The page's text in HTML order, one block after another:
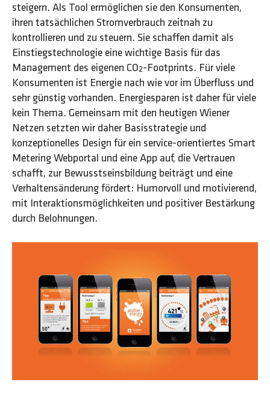
steigern. Als Tool ermöglichen sie den Konsumenten,
ihren tatsächlichen Stromverbrauch zeitnah zu
kontrollieren und zu steuern. Sie schaffen damit als
Einstiegstechnologie eine wichtige Basis für das
Management des eigenen CO2-Footprints. Für viele
Konsumenten ist Energie nach wie vor im Überfluss und
sehr günstig vorhanden. Energiesparen ist daher für viele
kein Thema. Gemeinsam mit den heutigen Wiener
Netzen setzten wir daher Basisstrategie und
konzeptionelles Design für ein service-orientiertes Smart
Metering Webportal und eine App auf, die Vertrauen
schafft, zur Bewusstseinsbildung beiträgt und eine
Verhaltensänderung fördert: Humorvoll und motivierend,
mit Interaktionsmöglichkeiten und positiver Bestärkung
durch Belohnungen.